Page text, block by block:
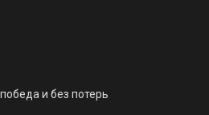
и без потерь